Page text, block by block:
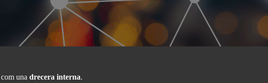
una drecera interna.